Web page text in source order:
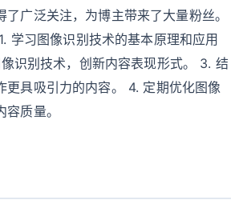
广泛关注，为博主带来了大量粉丝。
学习图像识别技术的基本原理和应用
识别技术，创新内容表现形式。 3. 结
更具吸引力的内容。 4. 定期优化图像
质量。